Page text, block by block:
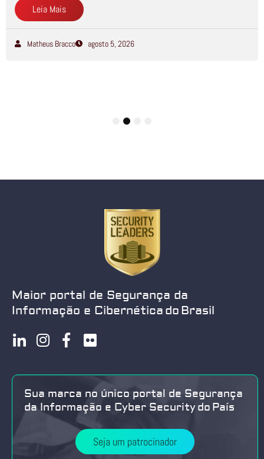
Leia Mais
Matheus Bracco agosto 5, 2026
Maior portal de Segurança da
Informação e Cibernética do Brasil
Sua marca no único portal de Segurança
da Informação e Cyber Security do País
Seja um patrocinador